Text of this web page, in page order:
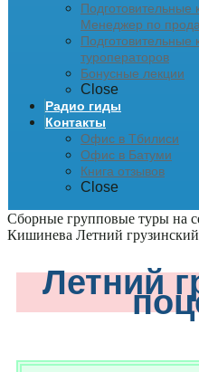
Подготовительные
Менеджер по
Подготовительные
туроператоров
Бонусные лекции
Close
Радио гиды
Контакты
Офис в Тбилиси
Офис в Батуми
Книга отзывов
Close
Сборные групповые туры на
Кишинева Летний
Летний